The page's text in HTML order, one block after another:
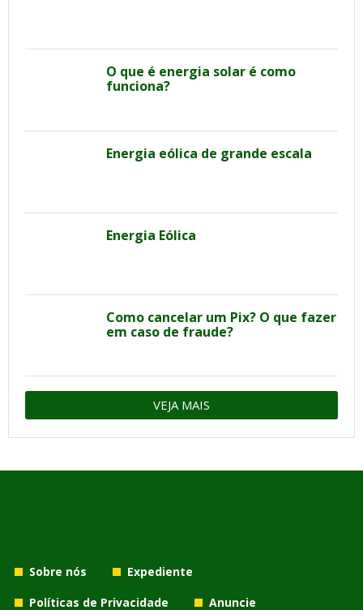
O que é energia solar é como
funciona?
Energia eólica de grande escala
Energia Eólica
Como cancelar um Pix? O que fazer
em caso de fraude?
VEJA MAIS
Sobre nós
Expediente
Políticas de Privacidade
Anuncie